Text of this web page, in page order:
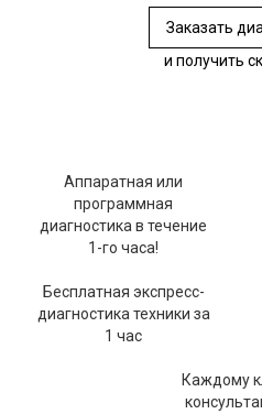
Заказать
и получить
Аппаратная или
программная
диагностика в течение
1-го часа!
Бесплатная экспресс-
диагностика техники за
1 час
Каждому